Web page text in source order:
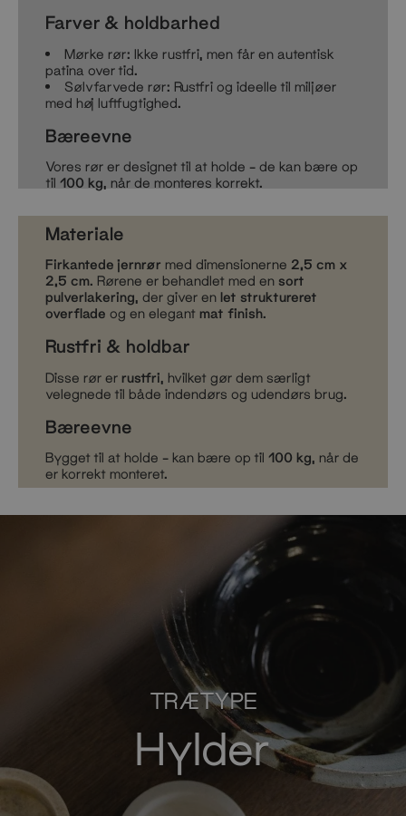
Farver & holdbarhed
Mørke rør: Ikke rustfri, men får en autentisk
patina over tid.
Sølvfarvede rør: Rustfri og ideelle til miljøer
med høj luftfugtighed.
Bæreevne
Vores rør er designet til at holde – de kan bære op
til 100 kg, når de monteres korrekt.
Materiale
Firkantede jernrør med dimensionerne 2,5 cm x
2,5 cm. Rørene er behandlet med en sort
pulverlakering, der giver en let struktureret
overflade og en elegant mat finish.
Rustfri & holdbar
Disse rør er rustfri, hvilket gør dem særligt
velegnede til både indendørs og udendørs brug.
Bæreevne
Bygget til at holde – kan bære op til 100 kg, når de
er korrekt monteret.
TRÆTYPE
Hylder